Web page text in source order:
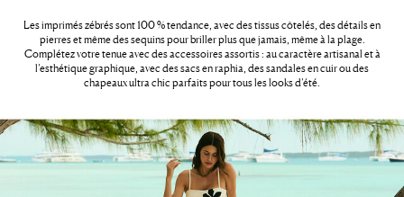
Les imprimés zébrés sont 100 % tendance, avec des tissus côtelés, des détails en
pierres et même des sequins pour briller plus que jamais, même à la plage.
Complétez votre tenue avec des accessoires assortis : au caractère artisanal et à
l’esthétique graphique, avec des sacs en raphia, des sandales en cuir ou des
chapeaux ultra chic parfaits pour tous les looks d’été.